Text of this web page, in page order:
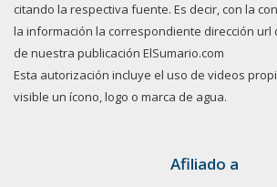
citando la respectiva fuente. Es decir, con la
la información la correspondiente dirección url
de nuestra publicación ElSumario.com
Esta autorización incluye el uso de videos
visible un ícono, logo o marca de agua.
Afiliado a